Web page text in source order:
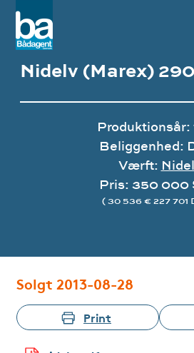
Nidelv (Marex)
Produktionsår:
Beliggenhed:
Værft:
Pris: 350 000
( 30 536 € 227 701
Solgt 2013-08-28
Print